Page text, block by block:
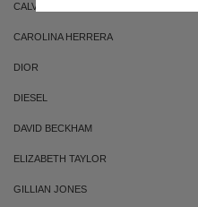
CALVIN KLEIN
CAROLINA HERRERA
DIOR
DIESEL
DAVID BECKHAM
ELIZABETH TAYLOR
GILLIAN JONES